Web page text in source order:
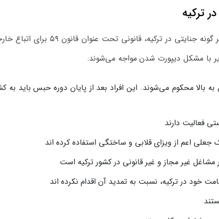
به دلیل اهمیت مسائل امنیتی و جلوگیری از هر گونه جنایتی در ترکیه، قانونی تحت عنوان
با مشکل دیپورت شدن مواجه می‌شوند:
بالا محکوم می‌شوند. این افراد بعد از پایان دوره حبس باید به
فعالیت دارند
جعلی اعم از ویزای قلابی و ساختگی استفاده کرده اند
غیر مجاز و غیر قانونی در کشور ترکیه است
خود در ترکیه، نسبت به تمدید آن اقدام نکرده اند